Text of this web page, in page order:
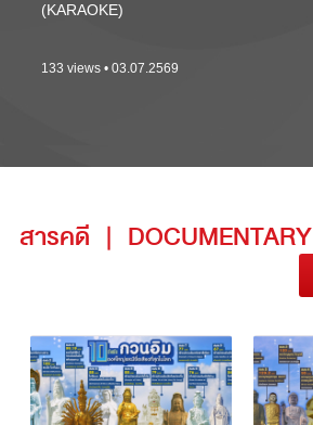
(KARAOKE)
133 views • 03.07.2569
สารคดี | DOCUMENTARY